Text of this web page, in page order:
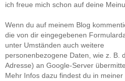
ich freue mich schon auf deine
Wenn du auf meinem Blog
die von dir eingegebenen
unter Umständen auch weitere
personenbezogene Daten, wie z. B.
Adresse) an Google-Server
Mehr Infos dazu findest du in meiner